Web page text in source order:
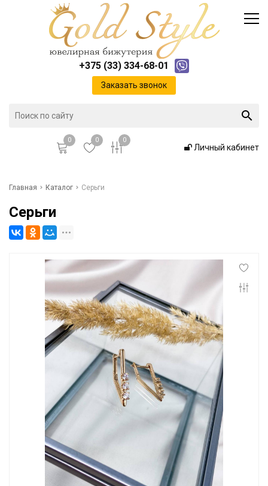
+375 (33) 334-68-01
Заказать звонок
0 0 0
Личный кабинет
Инфо
Контакты
Положение о cookie-файлах
Главная Каталог Серьги
Серьги
Каталог
Доставка и оплата
Инфо
Контакты
Положение о cookie-файлах